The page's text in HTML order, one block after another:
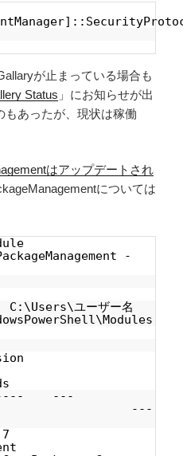
が止まっている場合も
Status 」にお知らせが出
あったが、現状は稼働
はアップデートされ
については
-
C:\Users\ユーザー名
---